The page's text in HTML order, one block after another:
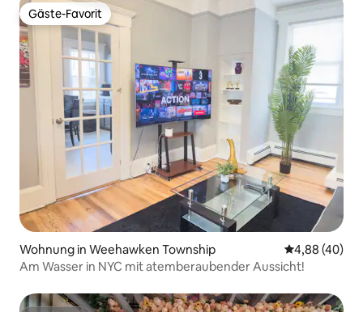
Gäste-Favorit
Gäste-Favorit
Wohnung in Weehawken Township
4,88 (40)
Am Wasser in NYC mit atemberaubender Aussicht!